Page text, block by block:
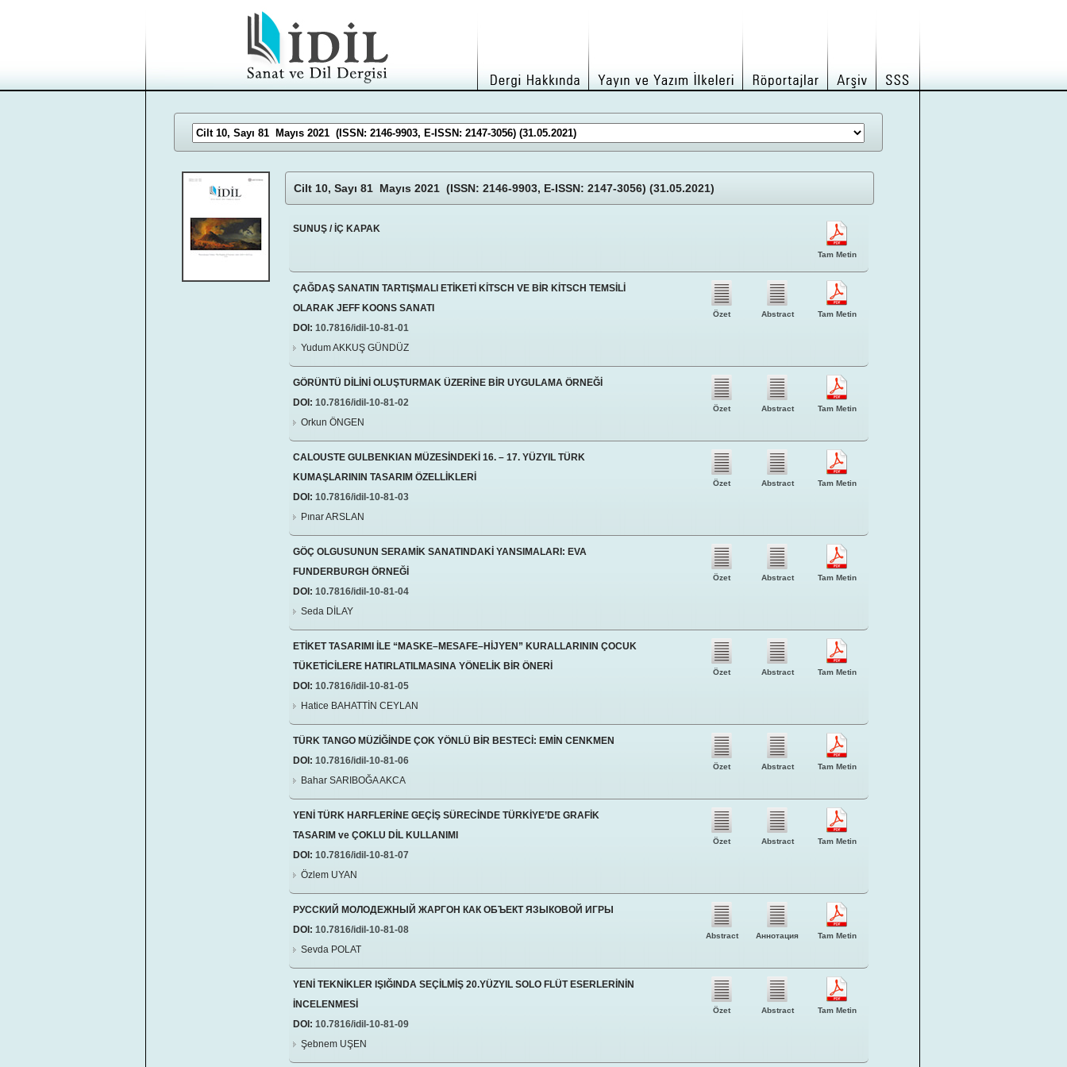
Cilt 10, Sayı 81 Mayıs 2021 (ISSN: 2146-9903, E-ISSN: 2147-3056) (31.05.2021)
SUNUŞ / İÇ KAPAK
Tam Metin
ÇAĞDAŞ SANATIN TARTIŞMALI ETİKETİ KİTSCH VE BİR KİTSCH TEMSİLİ
OLARAK JEFF KOONS SANATI
DOI: 10.7816/idil-10-81-01
Yudum AKKUŞ GÜNDÜZ
Tam Metin
Abstract
Özet
GÖRÜNTÜ DİLİNİ OLUŞTURMAK ÜZERİNE BİR UYGULAMA ÖRNEĞİ
DOI: 10.7816/idil-10-81-02
Orkun ÖNGEN
Tam Metin
Abstract
Özet
CALOUSTE GULBENKIAN MÜZESİNDEKİ 16. – 17. YÜZYIL TÜRK
KUMAŞLARININ TASARIM ÖZELLİKLERİ
DOI: 10.7816/idil-10-81-03
Pınar ARSLAN
Tam Metin
Abstract
Özet
GÖÇ OLGUSUNUN SERAMİK SANATINDAKİ YANSIMALARI: EVA
FUNDERBURGH ÖRNEĞİ
DOI: 10.7816/idil-10-81-04
Seda DİLAY
Tam Metin
Abstract
Özet
ETİKET TASARIMI İLE “MASKE–MESAFE–HİJYEN” KURALLARININ ÇOCUK
TÜKETİCİLERE HATIRLATILMASINA YÖNELİK BİR ÖNERİ
DOI: 10.7816/idil-10-81-05
Hatice BAHATTİN CEYLAN
Tam Metin
Abstract
Özet
TÜRK TANGO MÜZİĞİNDE ÇOK YÖNLÜ BİR BESTECİ: EMİN CENKMEN
DOI: 10.7816/idil-10-81-06
Bahar SARIBOĞA AKCA
Tam Metin
Abstract
Özet
YENİ TÜRK HARFLERİNE GEÇİŞ SÜRECİNDE TÜRKİYE’DE GRAFİK
TASARIM ve ÇOKLU DİL KULLANIMI
DOI: 10.7816/idil-10-81-07
Özlem UYAN
Tam Metin
Abstract
Özet
РУССКИЙ МОЛОДЕЖНЫЙ ЖАРГОН КАК ОБЪЕКТ ЯЗЫКОВОЙ ИГРЫ
DOI: 10.7816/idil-10-81-08
Sevda POLAT
Tam Metin
Аннотация
Abstract
YENİ TEKNİKLER IŞIĞINDA SEÇİLMİŞ 20.YÜZYIL SOLO FLÜT ESERLERİNİN
İNCELENMESİ
DOI: 10.7816/idil-10-81-09
Şebnem UŞEN
Tam Metin
Abstract
Özet